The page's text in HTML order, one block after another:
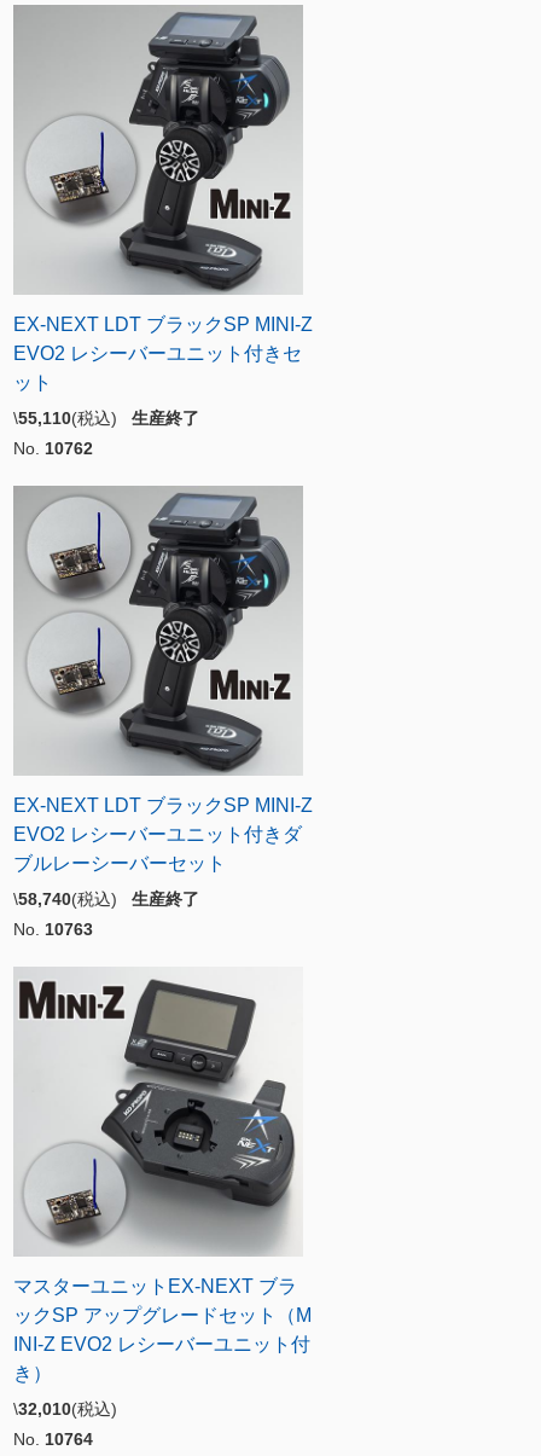
EX-NEXT LDT ブラックSP MINI-Z
EVO2 レシーバーユニット付きセ
ット
\55,110(税込) 生産終了
No. 10762
EX-NEXT LDT ブラックSP MINI-Z
EVO2 レシーバーユニット付きダ
ブルレーシーバーセット
\58,740(税込) 生産終了
No. 10763
マスターユニットEX-NEXT ブラ
ックSP アップグレードセット（M
INI-Z EVO2 レシーバーユニット付
き）
\32,010(税込)
No. 10764